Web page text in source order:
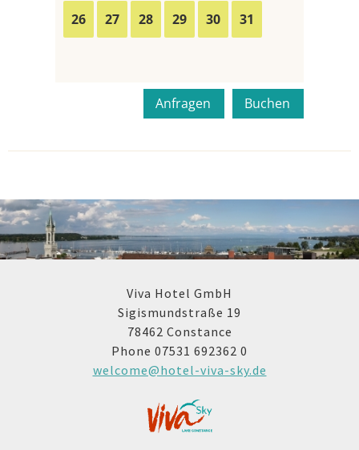
Buchen
Anfragen
Viva Hotel GmbH
Sigismundstraße 19
78462 Constance
Phone 07531 692362 0
welcome@hotel-viva-sky.de